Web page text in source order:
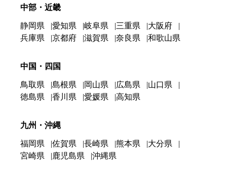
中部・近畿
静岡県 愛知県 岐阜県 三重県
大阪府
兵庫県
京都府 滋賀県 奈良県 和歌山県
中国・四国
鳥取県 島根県 岡山県 広島県
山口県
徳島県
香川県 愛媛県 高知県
九州・沖縄
福岡県 佐賀県 長崎県 熊本県
大分県
宮崎県
鹿児島県 沖縄県